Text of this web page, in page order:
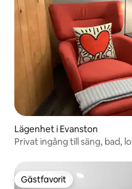
Lägenhet i Evanston
Privat ingång till säng, bad,
Gästfavorit
Gästfavorit